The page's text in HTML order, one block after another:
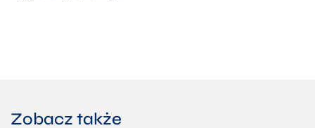
Zobacz także